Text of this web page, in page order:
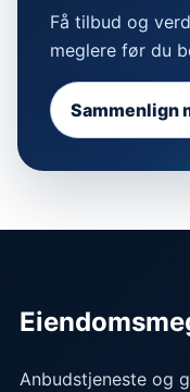
Få tilbud og
meglere før du
Sammenlign
Anbudstjeneste og